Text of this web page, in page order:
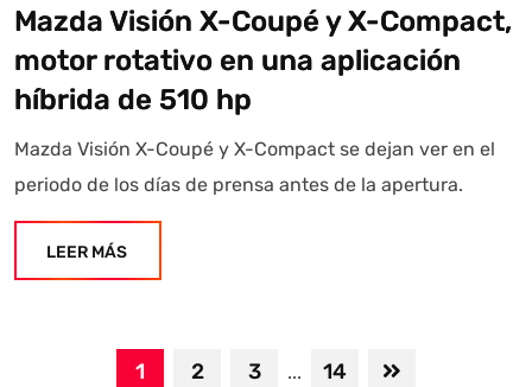
Mazda Visión X-Coupé y X-Compact,
motor rotativo en una aplicación
híbrida de 510 hp
Mazda Visión X-Coupé y X-Compact se dejan ver en el
periodo de los días de prensa antes de la apertura.
LEER MÁS
1 2 3 ... 14